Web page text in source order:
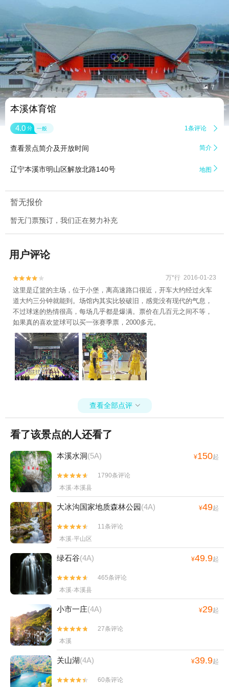
 7
本溪体育馆
4.0 分 一般 1条评论 
查看景点简介及开放时间 简介 
辽宁本溪市明山区解放北路140号 地图 
暂无报价
暂无门票预订，我们正在努力补充
用户评论

 万*行 2016-01-23
这里是辽篮的主场，位于小堡，离高速路口很近，开车大约经过火车
道大约三分钟就能到。场馆内其实比较破旧，感觉没有现代的气息，
不过球迷的热情很高，每场几乎都是爆满。票价在几百元之间不等，
如果真的喜欢篮球可以买一张赛季票，2000多元。
查看全部点评 
看了该景点的人还看了
本溪水洞(5A) ¥150起


1790条评论
本溪·本溪县
大冰沟国家地质森林公园(4A) ¥49起


11条评论
本溪·平山区
绿石谷(4A) ¥49.9起


465条评论
本溪·本溪县
小市一庄(4A) ¥29起


27条评论
本溪
关山湖(4A) ¥39.9起

 60条评论